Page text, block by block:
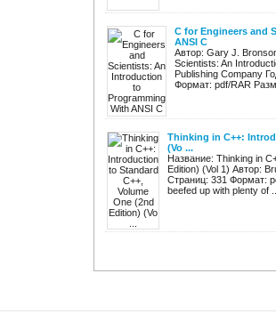
C for Engineers and
ANSI C
Автор: Gary J.
Scientists: An
Publishing Company
Формат: pdf/RAR
Thinking in C++:
(Vo ...
Название: Thinking in
Edition) (Vol 1) Автор:
Страниц: 331 Формат:
beefed up with plenty of